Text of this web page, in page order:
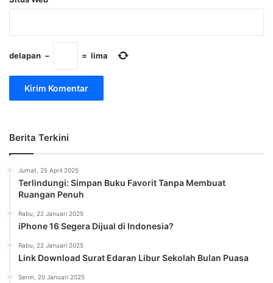
delapan − = lima
Berita Terkini
Jumat, 25 April 2025
Terlindungi: Simpan Buku Favorit Tanpa Membuat
Ruangan Penuh
Rabu, 22 Januari 2025
iPhone 16 Segera Dijual di Indonesia?
Rabu, 22 Januari 2025
Link Download Surat Edaran Libur Sekolah Bulan Puasa
Senin, 20 Januari 2025